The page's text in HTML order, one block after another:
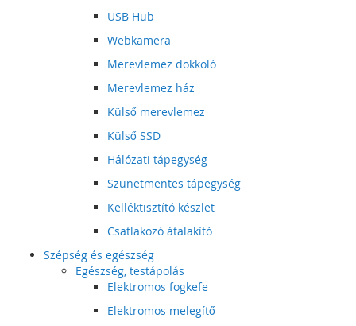
USB Hub
Webkamera
Merevlemez dokkoló
Merevlemez ház
Külső merevlemez
Külső SSD
Hálózati tápegység
Szünetmentes tápegység
Kelléktisztító készlet
Csatlakozó átalakító
Szépség és egészség
Egészség, testápolás
Elektromos fogkefe
Elektromos melegítő